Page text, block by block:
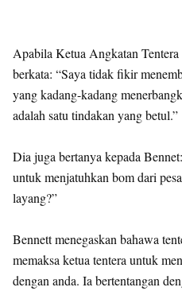
Apabila Ketua Angkatan
berkata: “Saya tidak fikir
yang kadang-kadang
adalah satu tindakan yang betul.”
Dia juga bertanya kepada
untuk menjatuhkan bom dari
layang?”
Bennett menegaskan bahawa
memaksa ketua tentera untuk
dengan anda. Ia bertentangan